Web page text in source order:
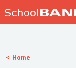
Home